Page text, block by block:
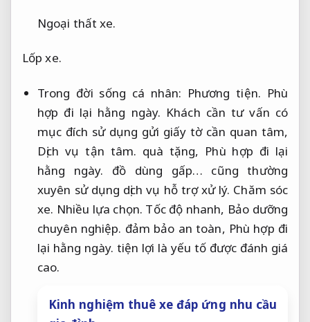
Ngoại thất xe.
Lốp xe.
Trong đời sống cá nhân: Phương tiện. Phù
hợp đi lại hằng ngày. Khách cần tư vấn có
mục đích sử dụng gửi giấy tờ cần quan tâm,
Dịch vụ tận tâm. quà tặng, Phù hợp đi lại
hằng ngày. đồ dùng gấp… cũng thường
xuyên sử dụng dịch vụ hỗ trợ xử lý. Chăm sóc
xe. Nhiều lựa chọn. Tốc độ nhanh, Bảo dưỡng
chuyên nghiệp. đảm bảo an toàn, Phù hợp đi
lại hằng ngày. tiện lợi là yếu tố được đánh giá
cao.
Kinh nghiệm thuê xe đáp ứng nhu cầu